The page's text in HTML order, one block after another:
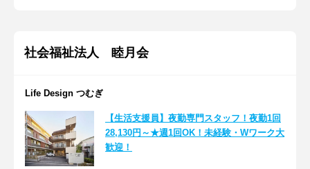
社会福祉法人 睦月会
Life Design つむぎ
【生活支援員】夜勤専門スタッフ！夜勤1回
28,130円～★週1回OK！未経験・Wワーク大
歓迎！